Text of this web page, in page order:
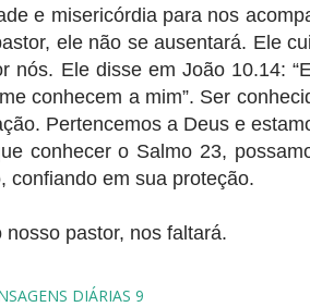
e misericórdia para nos
ele não se ausentará. Ele
nós. Ele disse em João 10.14:
conhecem a mim”. Ser
Pertencemos a Deus e
conhecer o Salmo 23,
confiando em sua proteção.
nosso pastor, nos faltará.
DIÁRIAS 9